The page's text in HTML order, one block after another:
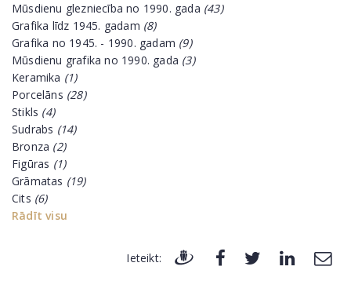
Mūsdienu glezniecība no 1990. gada (43)
Grafika līdz 1945. gadam (8)
Grafika no 1945. - 1990. gadam (9)
Mūsdienu grafika no 1990. gada (3)
Keramika (1)
Porcelāns (28)
Stikls (4)
Sudrabs (14)
Bronza (2)
Figūras (1)
Grāmatas (19)
Cits (6)
Rādīt visu
Ieteikt: